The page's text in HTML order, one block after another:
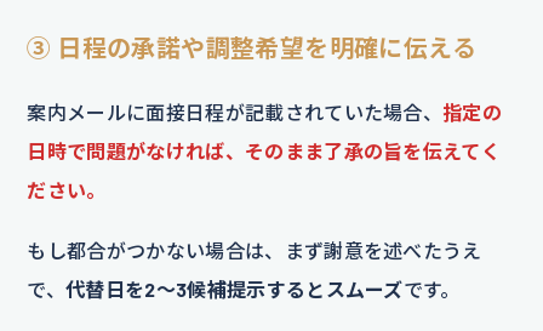
③ 日程の承諾や調整希望を明確に伝える
案内メールに面接日程が記載されていた場合、 指定の
日時で問題がなければ、そのまま了承の旨を伝えてく
ださい。
もし都合がつかない場合は、まず謝意を述べたうえ
で、代替日を2～3候補提示するとスムーズです。